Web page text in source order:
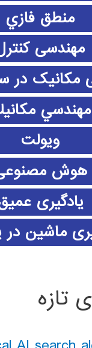
منطق فازي
مهندسی
مکانیک در
مهندسي
ویولت
هوش
یادگیری
ماشین در
تازه